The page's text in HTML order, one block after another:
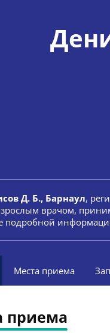
Д. Б., Барнаул,
врачом,
подробной
Места приема
приема